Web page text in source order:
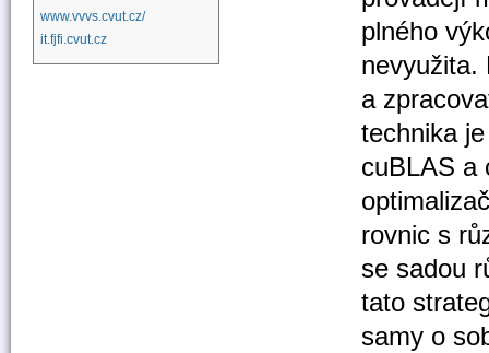
plného
nevyužita.
a
technika
cuBLAS a
rovnic s
se sadou
tato
samy o
www.vvvs.cvut.cz/
it.fjfi.cvut.cz